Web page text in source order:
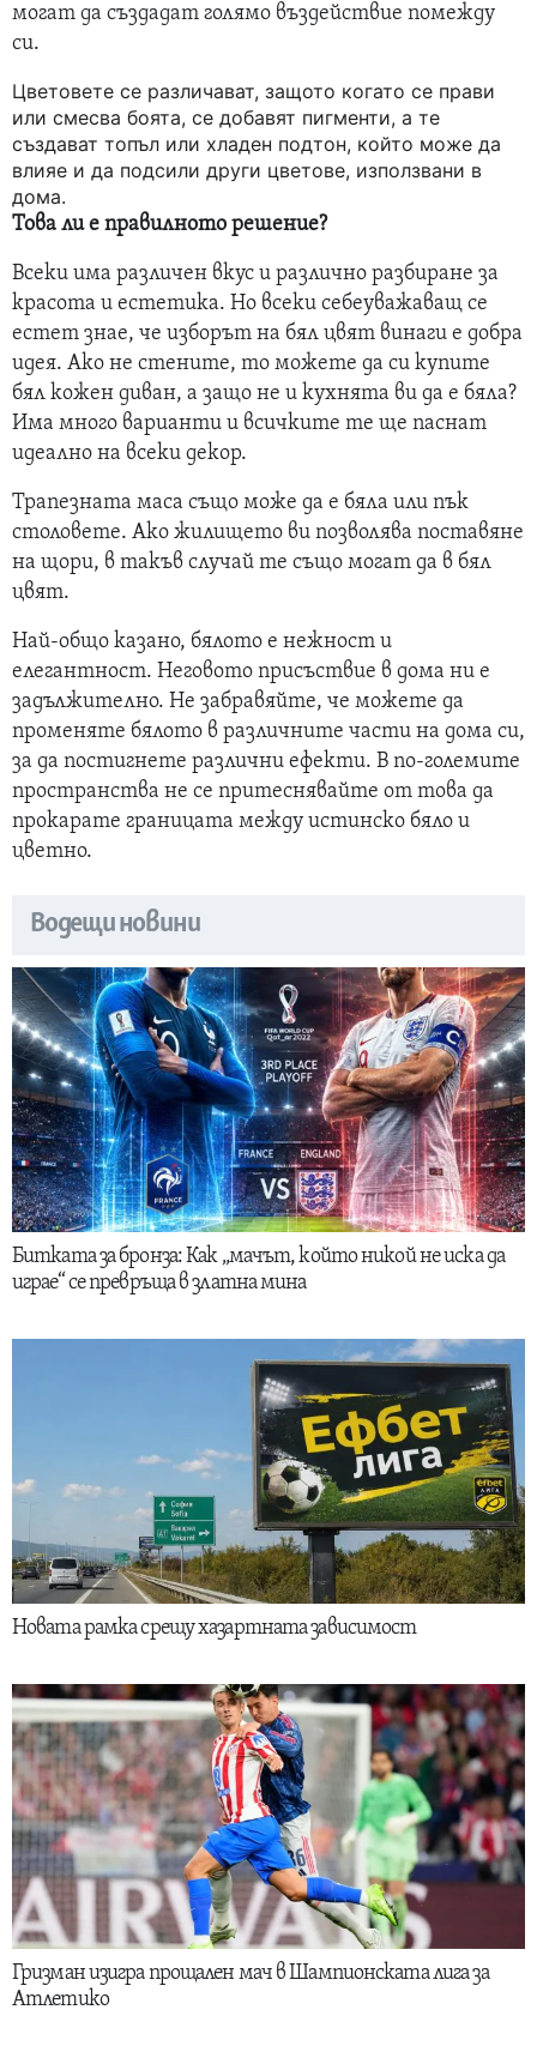
могат да създадат голямо въздействие помежду
си.
Цветовете се различават, защото когато се прави
или смесва боята, се добавят пигменти, а те
създават топъл или хладен подтон, който може да
влияе и да подсили други цветове, използвани в
дома.
Това ли е правилното решение?
Всеки има различен вкус и различно разбиране за
красота и естетика. Но всеки себеуважаващ се
естет знае, че изборът на бял цвят винаги е добра
идея. Ако не стените, то можете да си купите
бял кожен диван, а защо не и кухнята ви да е бяла?
Има много варианти и всичките те ще паснат
идеално на всеки декор.
Трапезната маса също може да е бяла или пък
столовете. Ако жилището ви позволява поставяне
на щори, в такъв случай те също могат да в бял
цвят.
Най-общо казано, бялото е нежност и
елегантност. Неговото присъствие в дома ни е
задължително. Не забравяйте, че можете да
променяте бялото в различните части на дома си,
за да постигнете различни ефекти. В по-големите
пространства не се притеснявайте от това да
прокарате границата между истинско бяло и
цветно.
Водещи новини
Битката за бронза: Как „мачът, който никой не иска да
играе“ се превръща в златна мина
Новата рамка срещу хазартната зависимост
Гризман изигра прощален мач в Шампионската лига за
Атлетико